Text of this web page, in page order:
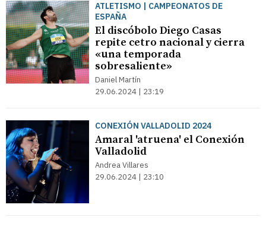
ATLETISMO | CAMPEONATOS DE
ESPAÑA
El discóbolo Diego Casas
repite cetro nacional y cierra
«una temporada
sobresaliente»
Daniel Martín
29.06.2024 | 23:19
CONEXIÓN VALLADOLID 2024
Amaral 'atruena' el Conexión
Valladolid
Andrea Villares
29.06.2024 | 23:10